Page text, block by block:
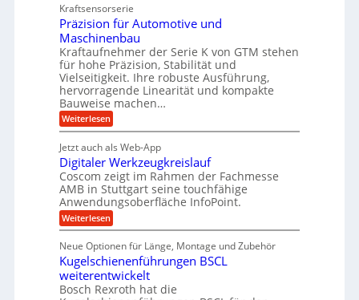
c
i
n
d
e
t
r
i
e
b
e
f
ü
r
r
a
e
U
m
n
d
A
u
f
t
r
a
s
i
n
g
a
n
g
l
o
s
e
,
w
e
n
i
g
e
r
S
t
e
l
e
n
h
n
s
t
a
n
g
e
n
g
e
t
r
i
e
b
e
f
ü
r
r
ä
i
s
Kraftsensorserie
Präzision für Automotive und
Maschinenbau
Kraftaufnehmer der Serie K von GTM stehen
für hohe Präzision, Stabilität und
Vielseitigkeit. Ihre robuste Ausführung,
hervorragende Linearität und kompakte
Bauweise machen…
Weiterlesen:
P
ä
z
i
s
i
o
n
f
r
A
u
t
o
Jetzt auch als Web-App
Digitaler Werkzeugkreislauf
Coscom zeigt im Rahmen der Fachmesse
AMB in Stuttgart seine touchfähige
Anwendungsoberfläche InfoPoint.
Weiterlesen:
D
g
i
t
a
l
Neue Optionen für Länge, Montage und Zubehör
Kugelschienenführungen BSCL
weiterentwickelt
Bosch Rexroth hat die